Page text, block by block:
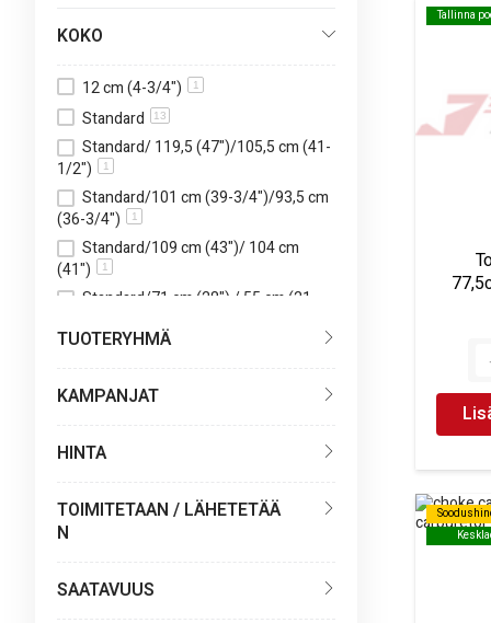
Tallinna
Tallinna
KOKO
12 cm (4-3/4") 1
Standard 13
Standard/ 119,5 (47")/105,5 cm (41-
1/2")
1
Standard/101 cm (39-3/4")/93,5 cm
(36-3/4")
1
Standard/109 cm (43")/ 104 cm
(41")
1
Standard/71 cm (28") / 55 cm (21-
Standard/82,5 cm (32-1/2")/ 80 cm
TUOTERYHMÄ
KAMPANJAT
HINTA
TOIMITETAAN / LÄHETETÄÄ
N
SAATAVUUS